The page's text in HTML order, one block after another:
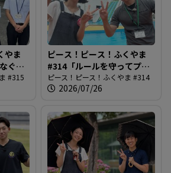
す
る
やま
ぐ市
#315
ピース！ピース！ふくやま
#314「ルールを守ってプー
ルを楽しもう」
ピース！ピース！ふくやま #314
2026/07/26